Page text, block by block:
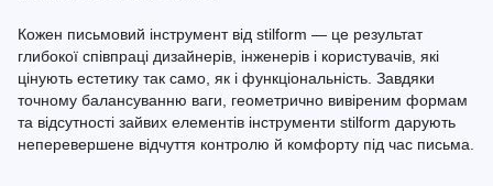
Кожен письмовий інструмент від stilform — це результат
глибокої співпраці дизайнерів, інженерів і користувачів, які
цінують естетику так само, як і функціональність. Завдяки
точному балансуванню ваги, геометрично вивіреним формам
та відсутності зайвих елементів інструменти stilform дарують
неперевершене відчуття контролю й комфорту під час письма.